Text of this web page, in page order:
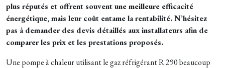
plus réputés et offrent souvent une meilleure efficacité
énergétique, mais leur coût entame la rentabilité. N’hésitez
pas à demander des devis détaillés aux installateurs afin de
comparer les prix et les prestations proposés.
Une pompe à chaleur utilisant le gaz réfrigérant R 290 beaucoup